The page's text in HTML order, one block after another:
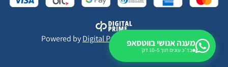
Powered byDigital Prime Monetization LTD
מענה אנושי בווטסאפ
בד״כ עונים תוך 5–10 דק׳